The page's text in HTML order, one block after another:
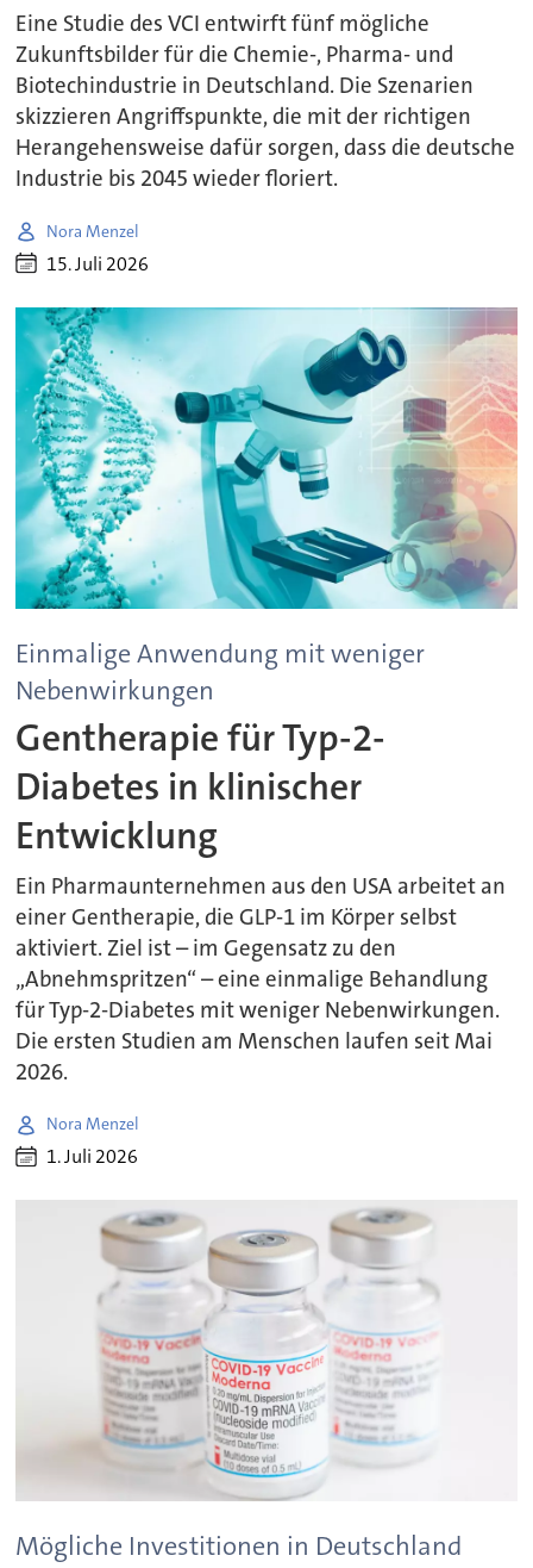
Eine Studie des VCI entwirft fünf mögliche
Zukunftsbilder für die Chemie-, Pharma- und
Biotechindustrie in Deutschland. Die Szenarien
skizzieren Angriffspunkte, die mit der richtigen
Herangehensweise dafür sorgen, dass die deutsche
Industrie bis 2045 wieder floriert.
Nora Menzel
15. Juli 2026
Einmalige Anwendung mit weniger
Nebenwirkungen
Gentherapie für Typ-2-
Diabetes in klinischer
Entwicklung
Ein Pharmaunternehmen aus den USA arbeitet an
einer Gentherapie, die GLP-1 im Körper selbst
aktiviert. Ziel ist – im Gegensatz zu den
„Abnehmspritzen“ – eine einmalige Behandlung
für Typ-2-Diabetes mit weniger Nebenwirkungen.
Die ersten Studien am Menschen laufen seit Mai
2026.
Nora Menzel
1. Juli 2026
Mögliche Investitionen in Deutschland